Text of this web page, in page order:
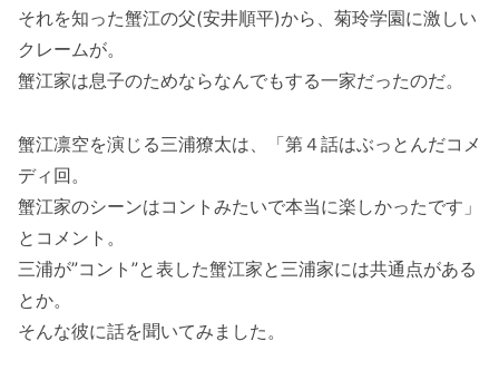
それを知った蟹江の父(安井順平)から、菊玲学園に激しい
クレームが。
蟹江家は息子のためならなんでもする一家だったのだ。
蟹江凛空を演じる三浦獠太は、「第４話はぶっとんだコメ
ディ回。
蟹江家のシーンはコントみたいで本当に楽しかったです」
とコメント。
三浦が”コント”と表した蟹江家と三浦家には共通点がある
とか。
そんな彼に話を聞いてみました。